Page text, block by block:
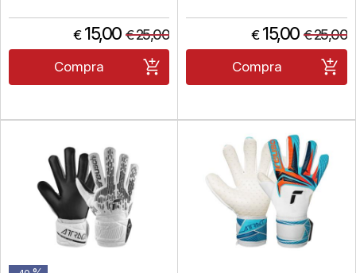
€ 15,00 €25,00
Compra
€ 15,00 €25,00
Compra